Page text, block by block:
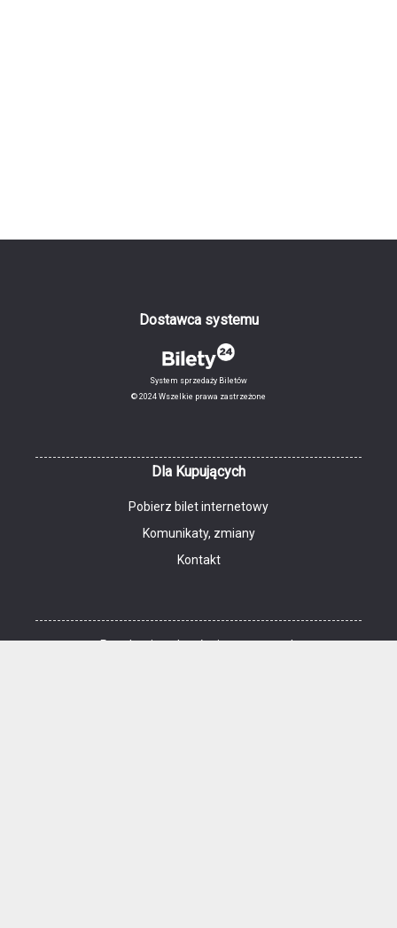
Dostawca systemu
System sprzedaży Biletów
© 2024 Wszelkie prawa zastrzeżone
Dla Kupujących
Pobierz bilet internetowy
Komunikaty, zmiany
Kontakt
Regulamin zakupów internetowych